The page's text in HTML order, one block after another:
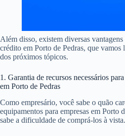
Além disso, existem diversas
crédito em Porto de Pedras, que vamos
dos próximos tópicos.
1. Garantia de recursos necessários
em Porto de Pedras
Como empresário, você sabe o quão
equipamentos para empresas em Porto
sabe a dificuldade de comprá-los à vista.